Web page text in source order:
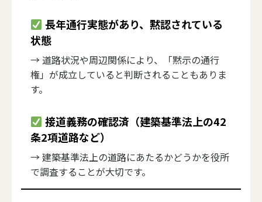
長年通行実態があり、黙認されている
状態
→ 道路状況や周辺関係により、「黙示の通行
権」が成立していると判断されることもありま
す。
接道義務の確認済（建築基準法上の42
条2項道路など）
→ 建築基準法上の道路にあたるかどうかを役所
で調査することが大切です。